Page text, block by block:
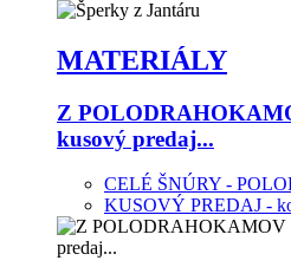
MATERIÁLY
Z
kusový predaj...
CELÉ ŠNÚRY -
KUSOVÝ PREDAJ -